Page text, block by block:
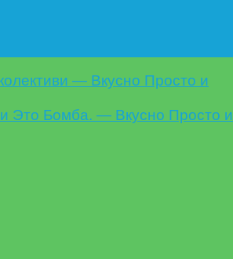
колективи — Вкусно Просто и
Это Бомба. — Вкусно Просто и